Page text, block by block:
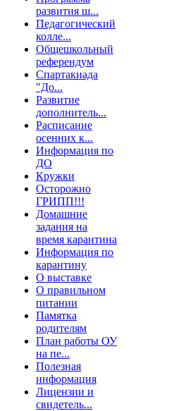
развития ш...
Педагогический
колле...
Общешкольный
референдум
Спартакиада
"До...
Развитие
дополнитель...
Расписание
осенних к...
Информация по
ДО
Кружки
Осторожно
ГРИПП!!!
Домашние
задания на
время карантина
Информация по
карантину
О выставке
О правильном
питании
Памятка
родителям
План работы ОУ
на пе...
Полезная
информация
Лицензии и
свидетель...